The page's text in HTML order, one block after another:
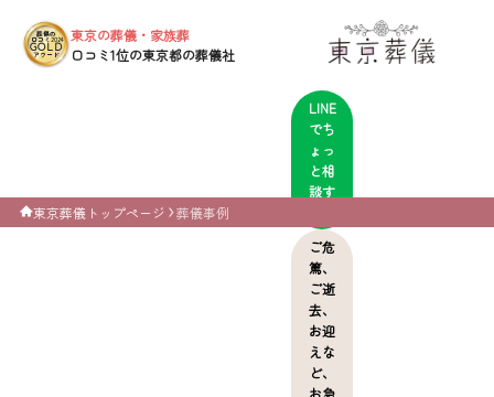
葬儀の
口コミ2024
GOLD
アワード
東京の葬儀・家族葬
口コミ1位の東京都の葬儀社
LINE
でち
ょっ
と相
談す
ご危
篤、
ご逝
去、
お迎
えな
ど、
お急
東京葬儀トップページ 葬儀事例